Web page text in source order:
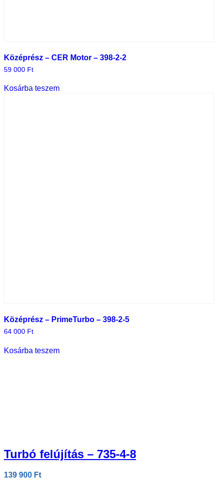
Középrész – CER Motor – 398-2-2
59 000 Ft
Kosárba teszem
Középrész – PrimeTurbo – 398-2-5
64 000 Ft
Kosárba teszem
Turbó felújítás – 735-4-8
139 900 Ft